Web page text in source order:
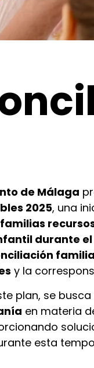
de Málaga
2025, una
durante
y la
plan, se busca
en materia
esta